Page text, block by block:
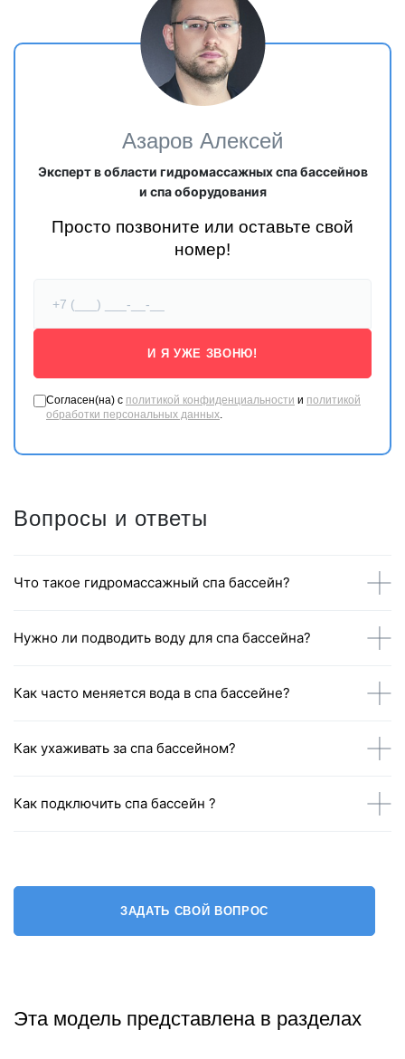
ДОСТУПНЫЕ ЦВЕТА
Азаров Алексей
Эксперт в области гидромассажных спа бассейнов
и спа оборудования
Просто позвоните или оставьте свой
номер!
И Я УЖЕ ЗВОНЮ!
Согласен(на) с политикой конфиденциальности и политикой
обработки персональных данных.
Вопросы и ответы
Что такое гидромассажный спа бассейн?
Нужно ли подводить воду для спа бассейна?
Как часто меняется вода в спа бассейне?
Как ухаживать за спа бассейном?
Как подключить спа бассейн ?
ЗАДАТЬ СВОЙ ВОПРОС
Эта модель представлена в разделах